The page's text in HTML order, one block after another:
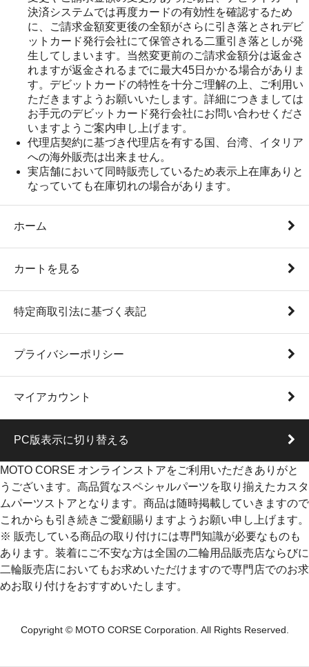
決済システムでは再度カードの有効性を確認するため
に、ご請求金額変更後の全額がさらに引き落とされデビ
ットカード発行会社にて保管される二重引き落としが発
生してしまいます。当然変更前のご請求金額分は返金さ
れますが返金されるまでに最大45日かかる場合がありま
す。デビットカードの特性を十分ご理解の上、ご利用い
ただきますようお願いいたします。詳細につきましては
お手元のデビットカード発行会社にお問い合わせくださ
いますようご案内申し上げます。
代理店契約に基づき代理店を有する国、台湾、イタリア
への海外販売は出来ません。
実店舗において同時販売しているため表示上在庫ありと
なっていても在庫切れの場合があります。
ホーム
カートを見る
特定商取引法に基づく表記
プライバシーポリシー
マイアカウント
PC版表示に切り替える
MOTO CORSE オンラインストアをご利用いただきありがと
うございます。高品質なスペシャルパーツを取り揃えたカスタ
ムパーツストアとなります。商品は随時掲載していきますので
これからも引き続きご愛顧賜りますようお願い申し上げます。
※ 販売している商品の取り付けには専門知識が必要なものも
あります。装着にご不安な方は全国の二輪用品販売店ならびに
二輪販売店においてもお求めいただけますので専門店でのお求
めお取り付けをおすすめいたします。
Copyright © MOTO CORSE Corporation. All Rights Reserved.